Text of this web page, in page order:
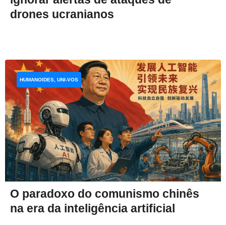
drones ucranianos
O paradoxo do comunismo chinês
na era da inteligência artificial
HUMANOIDES, UNI-VOS